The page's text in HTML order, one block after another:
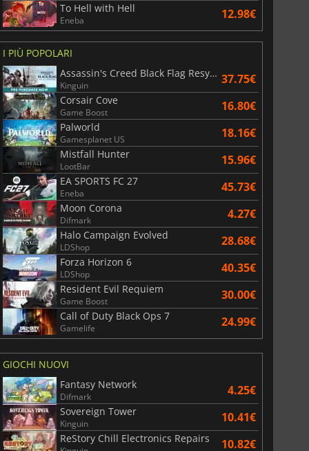
To Hell with Hell
Eneba 12.98€
I PIÙ POPOLARI
Assassin's Creed Black Flag Resynced
Kinguin 37.75€
Corsair Cove
Game Boost 16.80€
Palworld
Gamesplanet US 18.16€
Mistfall Hunter
LootBar 15.96€
EA SPORTS FC 27
Eneba 45.73€
Moon Corona
Difmark 4.27€
Halo Campaign Evolved
LDShop 28.68€
Forza Horizon 6
LDShop 40.35€
Resident Evil Requiem
Game Boost 30.00€
Call of Duty Black Ops 7
Gamelife 24.99€
GIOCHI NUOVI
Fantasy Network
Difmark 4.25€
Sovereign Tower
Kinguin 10.41€
ReStory Chill Electronics Repairs 10.82€